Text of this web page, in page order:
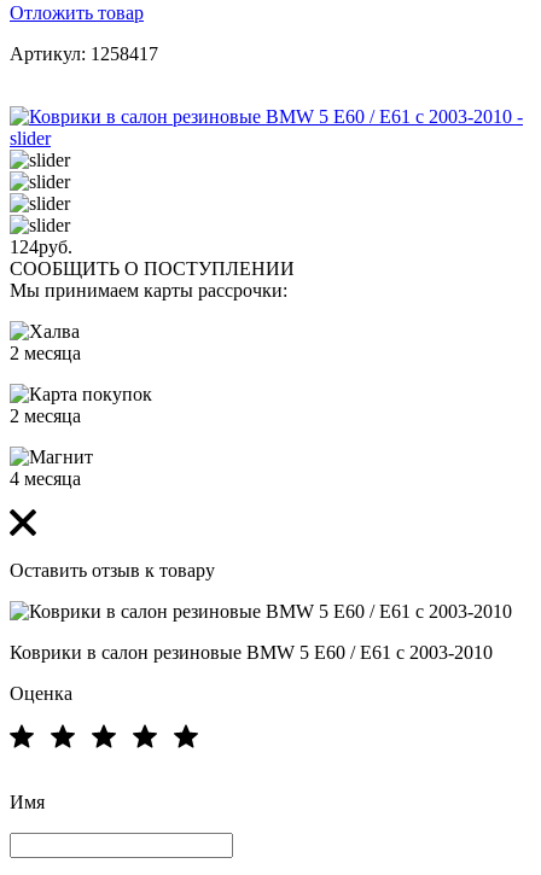
Отложить товар
Артикул: 1258417
124руб.
СООБЩИТЬ О ПОСТУПЛЕНИИ
Мы принимаем карты рассрочки:
2 месяца
2 месяца
4 месяца
Оставить отзыв к товару
Коврики в салон резиновые BMW 5 E60 / E61 с 2003-2010
Оценка
Имя